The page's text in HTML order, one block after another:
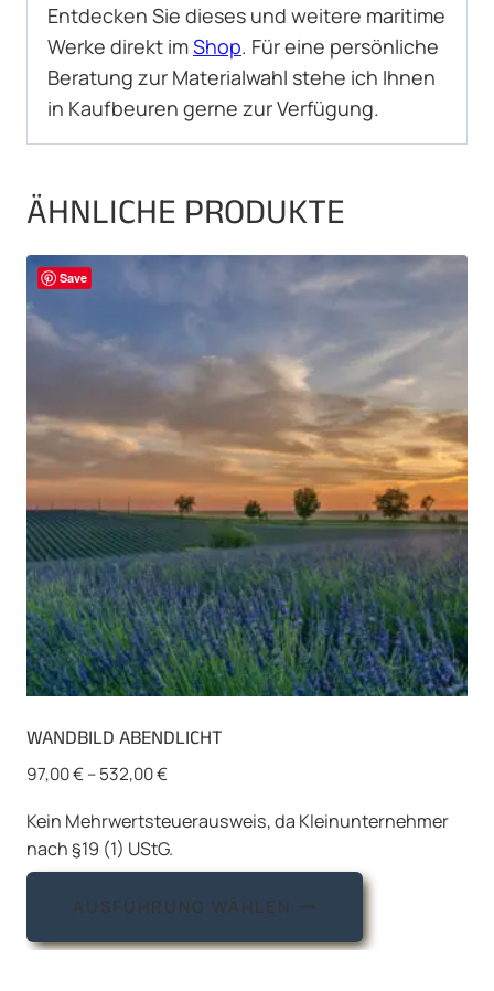
Entdecken Sie dieses und weitere maritime
Werke direkt imShop. Für eine persönliche
Beratung zur Materialwahl stehe ich Ihnen
in Kaufbeuren gerne zur Verfügung.
ÄHNLICHE PRODUKTE
Save
WANDBILD ABENDLICHT
97,00€–532,00€
Kein Mehrwertsteuerausweis, da Kleinunternehmer
nach §19 (1) UStG.
AUSFÜHRUNG WÄHLEN
Dieses
weist